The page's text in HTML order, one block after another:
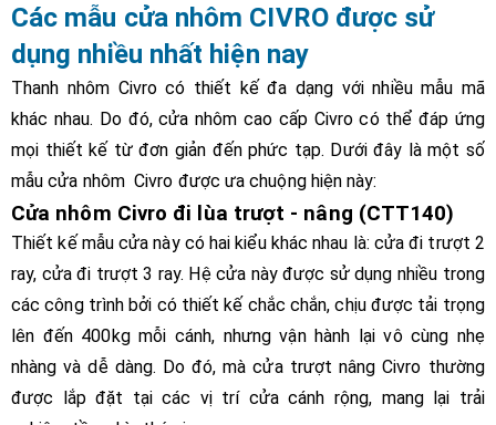
Các mẫu cửa nhôm CIVRO được sử
dụng nhiều nhất hiện nay
Thanh nhôm Civro có thiết kế đa dạng với nhiều mẫu mã
khác nhau. Do đó, cửa nhôm cao cấp Civro có thể đáp ứng
mọi thiết kế từ đơn giản đến phức tạp. Dưới đây là một số
mẫu cửa nhôm Civro được ưa chuộng hiện này:
Cửa nhôm Civro đi lùa trượt - nâng (CTT140)
Thiết kế mẫu cửa này có hai kiểu khác nhau là: cửa đi trượt 2
ray, cửa đi trượt 3 ray. Hệ cửa này được sử dụng nhiều trong
các công trình bởi có thiết kế chắc chắn, chịu được tải trọng
lên đến 400kg mỗi cánh, nhưng vận hành lại vô cùng nhẹ
nhàng và dễ dàng. Do đó, mà cửa trượt nâng Civro thường
được lắp đặt tại các vị trí cửa cánh rộng, mang lại trải